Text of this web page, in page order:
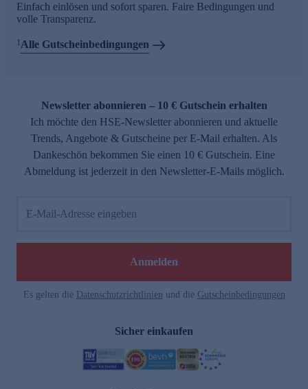
Einfach einlösen und sofort sparen. Faire Bedingungen und
volle Transparenz.
1 Alle Gutscheinbedingungen
Newsletter abonnieren – 10 € Gutschein erhalten
Ich möchte den HSE-Newsletter abonnieren und aktuelle
Trends, Angebote & Gutscheine per E-Mail erhalten. Als
Dankeschön bekommen Sie einen 10 € Gutschein. Eine
Abmeldung ist jederzeit in den Newsletter-E-Mails möglich.
E-Mail-Adresse eingeben
Anmelden
Es gelten die Datenschutzrichtlinien und die Gutscheinbedingungen
Sicher einkaufen